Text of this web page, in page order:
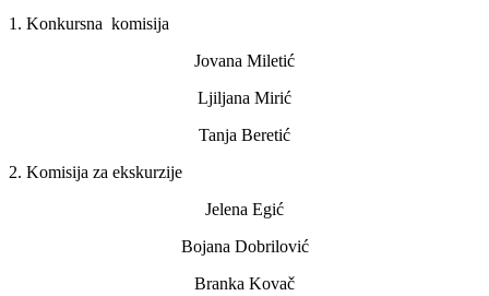
1 . Konkursna komisija
Jovana Miletić
Ljiljana Mirić
Tanja Beretić
2. Komisija za ekskurzije
Jelena Egić
Bojana Dobrilović
Branka Kovač